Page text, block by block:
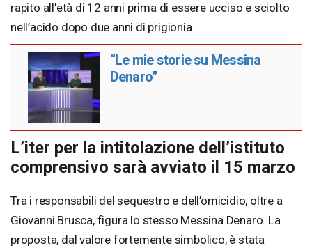
rapito all’età di 12 anni prima di essere ucciso e sciolto
nell’acido dopo due anni di prigionia.
“Le mie storie su Messina
Denaro”
L’iter per la intitolazione dell’istituto
comprensivo sarà avviato il 15 marzo
Tra i responsabili del sequestro e dell’omicidio, oltre a
Giovanni Brusca, figura lo stesso Messina Denaro. La
proposta, dal valore fortemente simbolico, è stata